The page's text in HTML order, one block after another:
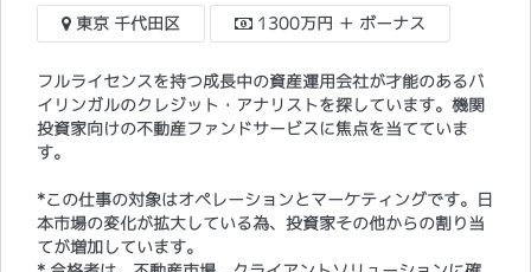
東京 千代田区 1300万円 ＋ ボーナス
フルライセンスを持つ成長中の資産運用会社が才能のあるバ
イリンガルのクレジット・アナリストを探しています。機関
投資家向けの不動産ファンドサービスに焦点を当てていま
す。
*この仕事の対象はオペレーションとマーケティングです。日
本市場の変化が拡大している為、投資家その他からの割り当
てが増加しています。